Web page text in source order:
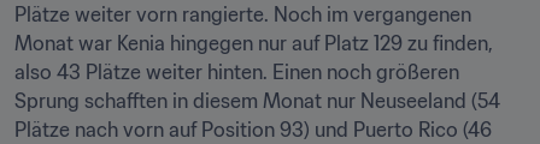
Plätze weiter vorn rangierte. Noch im vergangenen
Monat war Kenia hingegen nur auf Platz 129 zu finden,
also 43 Plätze weiter hinten. Einen noch größeren
Sprung schafften in diesem Monat nur Neuseeland (54
Plätze nach vorn auf Position 93) und Puerto Rico (46